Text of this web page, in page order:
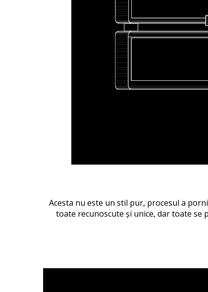
Acesta nu este un stil pur, procesul a
toate recunoscute și unice, dar toate se